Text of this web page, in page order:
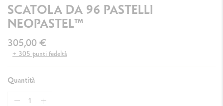
SCATOLA DA 96 PASTELLI
NEOPASTEL™
305,00 €
+ 305 punti fedeltà
Quantità